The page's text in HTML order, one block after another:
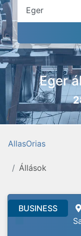
Eger
AllasOrias
Állások
BUSINESS